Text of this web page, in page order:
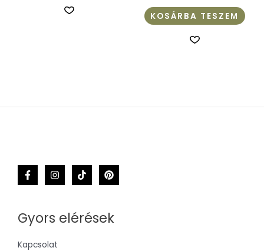
KOSÁRBA TESZEM
Gyors elérések
Kapcsolat